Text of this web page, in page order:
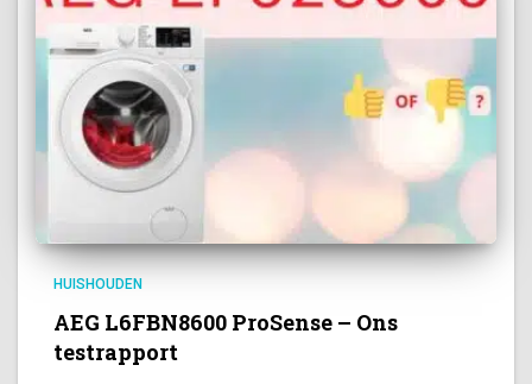
HUISHOUDEN
AEG L6FBN8600 ProSense – Ons
testrapport